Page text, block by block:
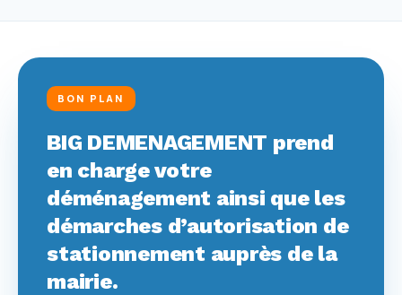
BON PLAN
BIG DEMENAGEMENT prend
en charge votre
déménagement ainsi que les
démarches d’autorisation de
stationnement auprès de la
mairie.